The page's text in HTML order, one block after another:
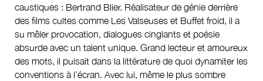
caustiques : Bertrand Blier. Réalisateur de génie derrière
des films cultes comme Les Valseuses et Buffet froid, il a
su mêler provocation, dialogues cinglants et poésie
absurde avec un talent unique. Grand lecteur et amoureux
des mots, il puisait dans la littérature de quoi dynamiter les
conventions à l’écran. Avec lui, même le plus sombre